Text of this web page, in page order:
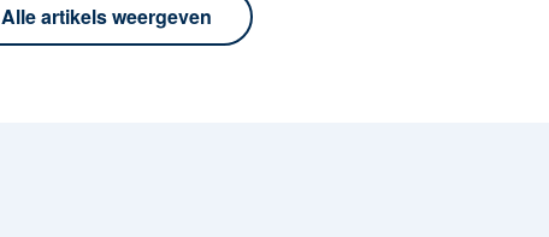
Alle artikels weergeven